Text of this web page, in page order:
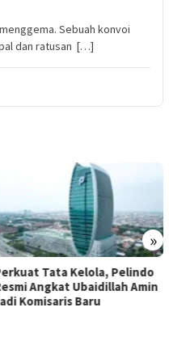
Sebuah konvoi
dan ratusan […]
»
Tata Kelola, Pelindo
Angkat Ubaidillah Amin
Komisaris Baru